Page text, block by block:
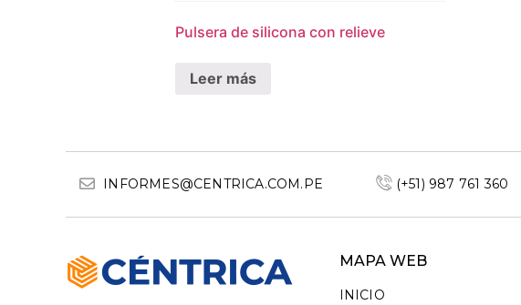
Pulsera de silicona con relieve
Leer más
INFORMES@CENTRICA.COM.PE (+51) 987 761 360
MAPA WEB
INICIO